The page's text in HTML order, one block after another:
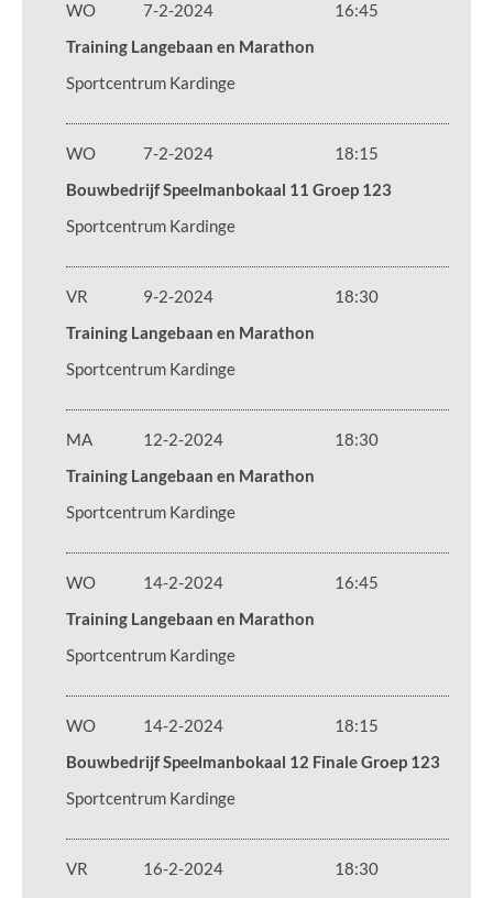
WO 7-2-2024
16:45
Training Langebaan en Marathon
Sportcentrum Kardinge
WO 7-2-2024
18:15
Bouwbedrijf Speelmanbokaal 11 Groep 123
Sportcentrum Kardinge
VR 9-2-2024
18:30
Training Langebaan en Marathon
Sportcentrum Kardinge
MA 12-2-2024
18:30
Training Langebaan en Marathon
Sportcentrum Kardinge
WO 14-2-2024
16:45
Training Langebaan en Marathon
Sportcentrum Kardinge
WO 14-2-2024
18:15
Bouwbedrijf Speelmanbokaal 12 Finale Groep 123
Sportcentrum Kardinge
VR 16-2-2024
18:30